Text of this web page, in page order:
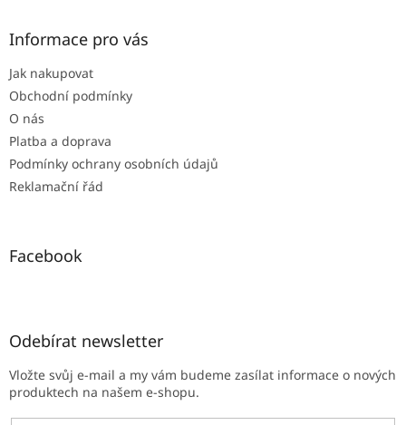
Informace pro vás
Jak nakupovat
Obchodní podmínky
O nás
Platba a doprava
Podmínky ochrany osobních údajů
Reklamační řád
Facebook
Odebírat newsletter
Vložte svůj e-mail a my vám budeme zasílat informace o nových
produktech na našem e-shopu.